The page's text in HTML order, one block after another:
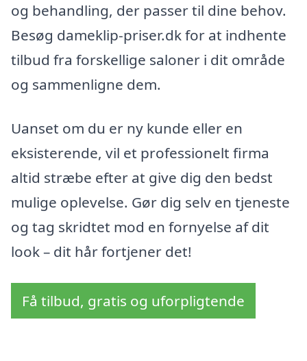
og behandling, der passer til dine behov.
Besøg dameklip-priser.dk for at indhente
tilbud fra forskellige saloner i dit område
og sammenligne dem.
Uanset om du er ny kunde eller en
eksisterende, vil et professionelt firma
altid stræbe efter at give dig den bedst
mulige oplevelse. Gør dig selv en tjeneste
og tag skridtet mod en fornyelse af dit
look – dit hår fortjener det!
Få tilbud, gratis og uforpligtende